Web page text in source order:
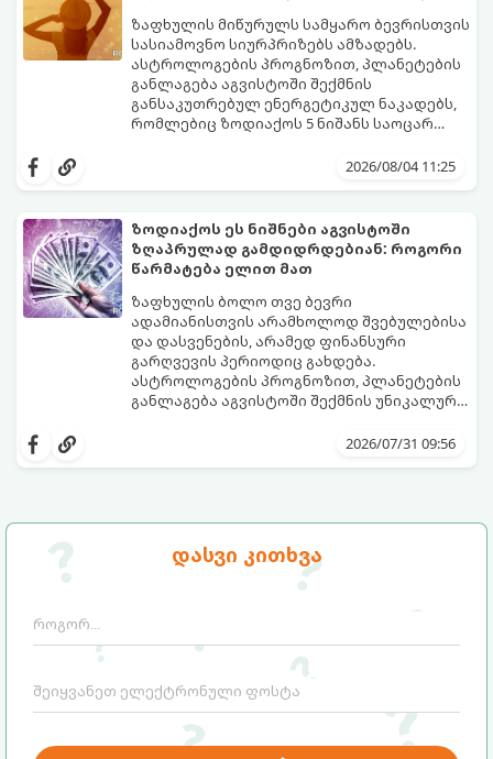
დასვი კითხვა
თანდათან შეიცვლება.
გეგონათ, უკან დაიხევს, ამასთან ერთად კი
გაჩნდება მეტი ნდობა მომავლის მიმართ.
რთული პერიოდის შემდეგ ეს ნიშნები
შეძლებენ ამოისუნთქონ და დაინახონ
ახალი შესაძლებლობები.
ზაფხულის მიწურულს სამყარო ბევრისთვის
სასიამოვნო სიურპრიზებს ამზადებს.
ასტროლოგების პროგნოზით, პლანეტების
განლაგება აგვისტოში შექმნის
განსაკუთრებულ ენერგეტიკულ ნაკადებს,
რომლებიც ზოდიაქოს 5 ნიშანს საოცარ
ყველაზე ბედნიერი თვე აღმოჩნდება.
2026/08/04 11:25
ზოდიაქოს ეს ნიშნები აგვისტოში
ზღაპრულად გამდიდრდებიან: როგორი
წარმატება ელით მათ
ზაფხულის ბოლო თვე ბევრი
ადამიანისთვის არამხოლოდ შვებულებისა
და დასვენების, არამედ ფინანსური
გარღვევის პერიოდიც გახდება.
ასტროლოგების პროგნოზით, პლანეტების
განლაგება აგვისტოში შექმნის უნიკალურ
ზოდიაქოს 4 ნიშანს ფინანსური წარმატების
შორის, ვისაც აგვისტოში ფინანსური
2026/07/31 09:56